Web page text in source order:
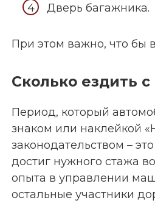
Дверь багажника.
При этом важно, что бы
Сколько ездить
Период, который
знаком или наклейкой
законодательством –
достиг нужного стажа
опыта в управлении
остальные участники